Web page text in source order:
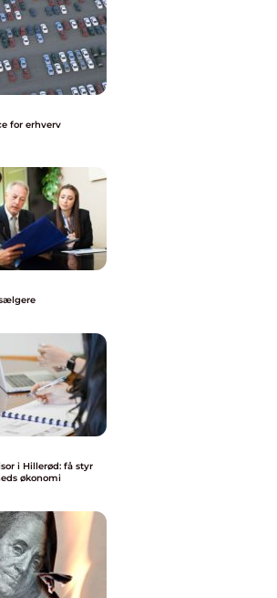
for erhverv
i Hillerød: få styr
økonomi